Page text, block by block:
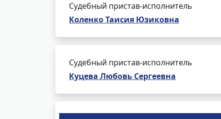
Судебный пристав-исполнитель
Коленко Таисия Юзиковна
Судебный пристав-исполнитель
Куцева Любовь Сергеевна